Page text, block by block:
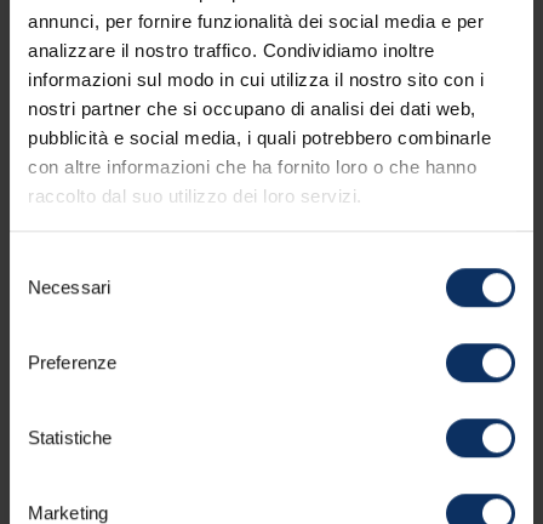
annunci, per fornire funzionalità dei social media e per
analizzare il nostro traffico. Condividiamo inoltre
informazioni sul modo in cui utilizza il nostro sito con i
nostri partner che si occupano di analisi dei dati web,
pubblicità e social media, i quali potrebbero combinarle
con altre informazioni che ha fornito loro o che hanno
raccolto dal suo utilizzo dei loro servizi.
delNecessari
Preferenze
Statistiche
Marketing
SERVIZI DELL'APPARTAMENTO OFFERTA NON
Parcheggio
VEDI MAPPA